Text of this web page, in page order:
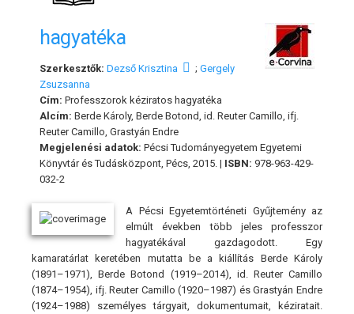
hagyatéka
Szerkesztők: Dezső Krisztina ; Gergely
Zsuzsanna
Cím: Professzorok kéziratos hagyatéka
Alcím: Berde Károly, Berde Botond, id. Reuter Camillo, ifj.
Reuter Camillo, Grastyán Endre
Megjelenési adatok: Pécsi Tudományegyetem Egyetemi
Könyvtár és Tudásközpont, Pécs, 2015. | ISBN: 978-963-429-
032-2
A Pécsi Egyetemtörténeti Gyűjtemény az
elmúlt években több jeles professzor
hagyatékával gazdagodott. Egy
kamaratárlat keretében mutatta be a kiállítás Berde Károly
(1891–1971), Berde Botond (1919–2014), id. Reuter Camillo
(1874–1954), ifj. Reuter Camillo (1920–1987) és Grastyán Endre
(1924–1988) személyes tárgyait, dokumentumait, kéziratait.